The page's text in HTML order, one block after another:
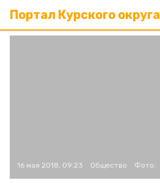
Портал Курского округа
16 мая 2018, 09:23 Общество Фото: